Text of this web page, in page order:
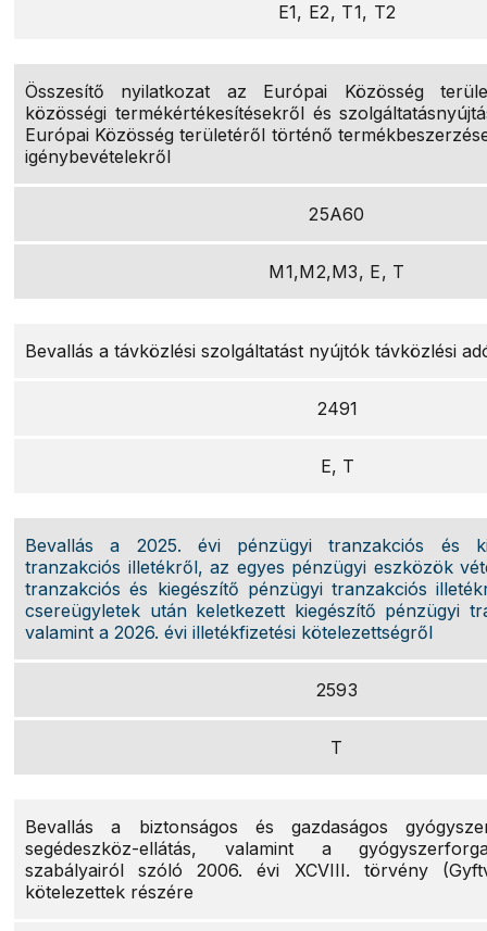
E1, E2, T1, T2
Összesítő nyilatkozat az Európai Közösség
közösségi termékértékesítésekről és
Európai Közösség területéről történő
igénybevételekről
25A60
M1,M2,M3, E, T
Bevallás a távközlési szolgáltatást nyújtók távközlési
2491
E, T
Bevallás a 2025. évi pénzügyi tranzakciós és
tranzakciós illetékről, az egyes pénzügyi eszközök
tranzakciós és kiegészítő pénzügyi tranzakciós
csereügyletek után keletkezett kiegészítő pénzügyi
valamint a 2026. évi illetékfizetési kötelezettségről
2593
T
Bevallás a biztonságos és gazdaságos
segédeszköz-ellátás, valamint a
szabályairól szóló 2006. évi XCVIII. törvény
kötelezettek részére